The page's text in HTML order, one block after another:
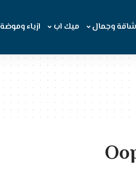
وجمال ميك اب ازياء وموضة